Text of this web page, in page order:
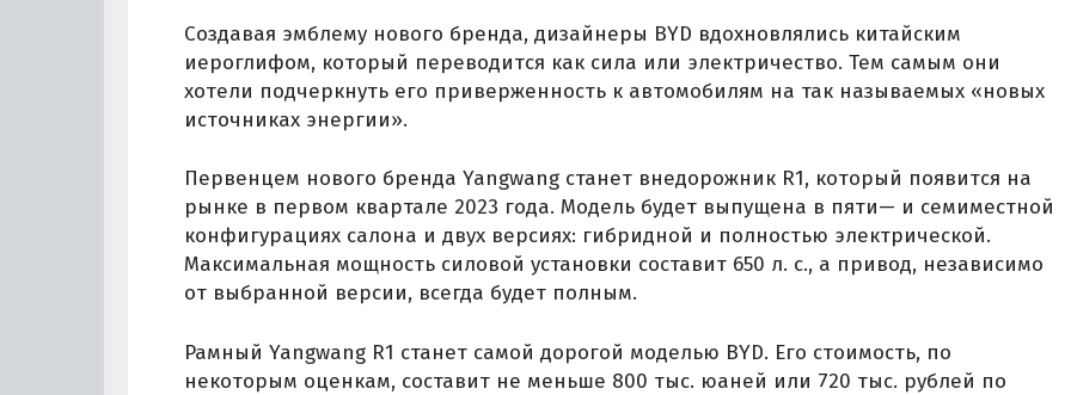
Создавая эмблему нового бренда, дизайнеры BYD вдохновлялись китайским
иероглифом, который переводится как сила или электричество. Тем самым они
хотели подчеркнуть его приверженность к автомобилям на так называемых «новых
источниках энергии».
Первенцем нового бренда Yangwang станет внедорожник R1, который появится на
рынке в первом квартале 2023 года. Модель будет выпущена в пяти— и семиместной
конфигурациях салона и двух версиях: гибридной и полностью электрической.
Максимальная мощность силовой установки составит 650 л. с., а привод, независимо
от выбранной версии, всегда будет полным.
Рамный Yangwang R1 станет самой дорогой моделью BYD. Его стоимость, по
некоторым оценкам, составит не меньше 800 тыс. юаней или 720 тыс. рублей по